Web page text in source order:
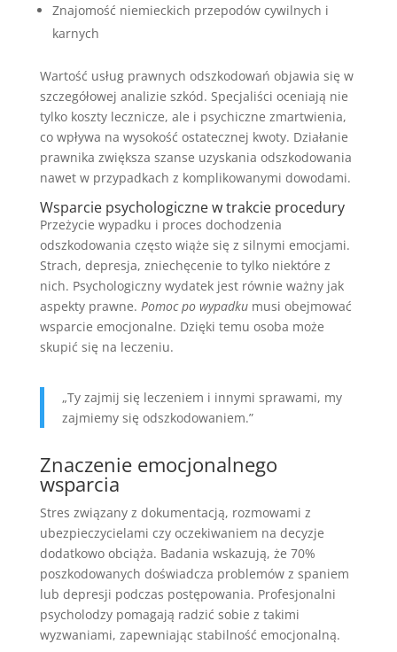
Znajomość niemieckich przepodów cywilnych i
karnych
Wartość usług prawnych odszkodowań objawia się w
szczegółowej analizie szkód. Specjaliści oceniają nie
tylko koszty lecznicze, ale i psychiczne zmartwienia,
co wpływa na wysokość ostatecznej kwoty. Działanie
prawnika zwiększa szanse uzyskania odszkodowania
nawet w przypadkach z komplikowanymi dowodami.
Wsparcie psychologiczne w trakcie procedury
Przeżycie wypadku i proces dochodzenia
odszkodowania często wiąże się z silnymi emocjami.
Strach, depresja, zniechęcenie to tylko niektóre z
nich. Psychologiczny wydatek jest równie ważny jak
aspekty prawne. Pomoc po wypadkumusi obejmować
wsparcie emocjonalne. Dzięki temu osoba może
skupić się na leczeniu.
„Ty zajmij się leczeniem i innymi sprawami, my
zajmiemy się odszkodowaniem.”
Znaczenie emocjonalnego
wsparcia
Stres związany z dokumentacją, rozmowami z
ubezpieczycielami czy oczekiwaniem na decyzje
dodatkowo obciąża. Badania wskazują, że 70%
poszkodowanych doświadcza problemów z spaniem
lub depresji podczas postępowania. Profesjonalni
psycholodzy pomagają radzić sobie z takimi
wyzwaniami, zapewniając stabilność emocjonalną.